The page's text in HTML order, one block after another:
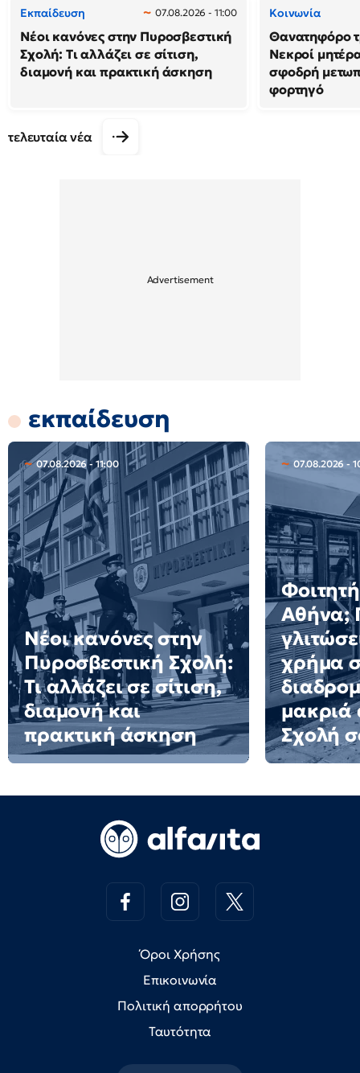
Εκπαίδευση 07.08.2026 - 11:00
Νέοι κανόνες στην Πυροσβεστική
Σχολή: Τι αλλάζει σε σίτιση,
διαμονή και πρακτική άσκηση
Κοινωνία
Θανατηφόρο
Νεκροί
σφοδρή
φορτηγό
τελευταία νέα
εκπαίδευση
07.08.2026 - 11:00
Νέοι κανόνες στην
Πυροσβεστική Σχολή:
Τι αλλάζει σε σίτιση,
διαμονή και
πρακτική άσκηση
07.08.2026 -
Αθήνα;
χρήμα
μακριά
Σχολή
Όροι Χρήσης
Επικοινωνία
Πολιτική απορρήτου
Ταυτότητα